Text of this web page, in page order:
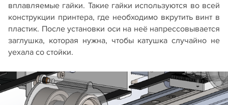
вплавляемые гайки. Такие гайки используются во всей
конструкции принтера, где необходимо вкрутить винт в
пластик. После установки оси на неё напрессовывается
заглушка, которая нужна, чтобы катушка случайно не
уехала со стойки.